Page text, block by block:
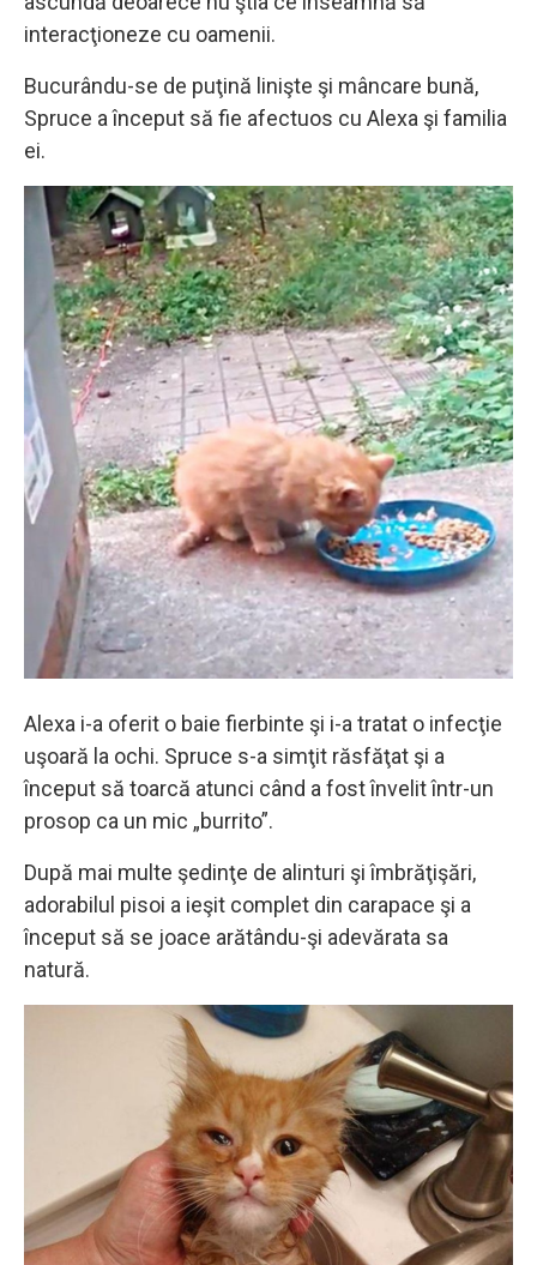
interacţioneze cu oamenii.
Bucurându-se de puţină linişte şi mâncare bună,
Spruce a început să fie afectuos cu Alexa şi familia
ei.
Alexa i-a oferit o baie fierbinte şi i-a tratat o infecţie
uşoară la ochi. Spruce s-a simţit răsfăţat şi a
început să toarcă atunci când a fost învelit într-un
prosop ca un mic „burrito”.
După mai multe şedinţe de alinturi şi îmbrăţişări,
adorabilul pisoi a ieşit complet din carapace şi a
început să se joace arătându-şi adevărata sa
natură.